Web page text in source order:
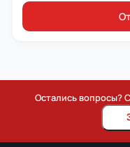
Остались вопросы?